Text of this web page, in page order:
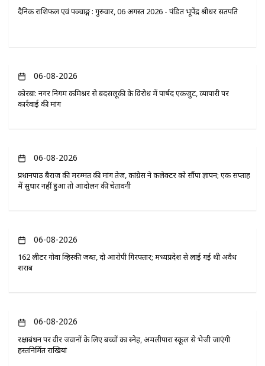
दैनिक राशिफल एवं पञ्चाङ्ग : गुरुवार, 06 अगस्त 2026 - पंडित भूपेंद्र श्रीधर सतपति
06-08-2026
कोरबा: नगर निगम कमिश्नर से बदसलूकी के विरोध में पार्षद एकजुट, व्यापारी पर
कार्रवाई की मांग
06-08-2026
प्रधानपाठ बैराज की मरम्मत की मांग तेज, कांग्रेस ने कलेक्टर को सौंपा ज्ञापन; एक सप्ताह
में सुधार नहीं हुआ तो आंदोलन की चेतावनी
06-08-2026
162 लीटर गोवा व्हिस्की जब्त, दो आरोपी गिरफ्तार; मध्यप्रदेश से लाई गई थी अवैध
शराब
06-08-2026
रक्षाबंधन पर वीर जवानों के लिए बच्चों का स्नेह, अमलीपारा स्कूल से भेजी जाएंगी
हस्तनिर्मित राखियां